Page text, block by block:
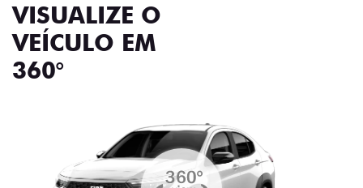
VISUALIZE O
VEÍCULO EM
360°